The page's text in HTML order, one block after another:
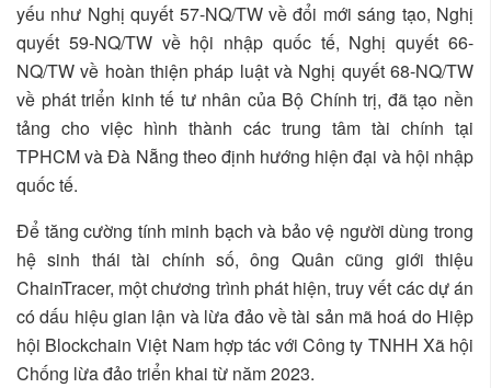
yếu như Nghị quyết 57-NQ/TW về đổi mới sáng tạo, Nghị
quyết 59-NQ/TW về hội nhập quốc tế, Nghị quyết 66-
NQ/TW về hoàn thiện pháp luật và Nghị quyết 68-NQ/TW
về phát triển kinh tế tư nhân của Bộ Chính trị, đã tạo nền
tảng cho việc hình thành các trung tâm tài chính tại
TPHCM và Đà Nẵng theo định hướng hiện đại và hội nhập
quốc tế.
Để tăng cường tính minh bạch và bảo vệ người dùng trong
hệ sinh thái tài chính số, ông Quân cũng giới thiệu
ChainTracer, một chương trình phát hiện, truy vết các dự án
có dấu hiệu gian lận và lừa đảo về tài sản mã hoá do Hiệp
hội Blockchain Việt Nam hợp tác với Công ty TNHH Xã hội
Chống lừa đảo triển khai từ năm 2023.